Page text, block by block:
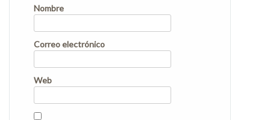
Nombre
Correo electrónico
Web